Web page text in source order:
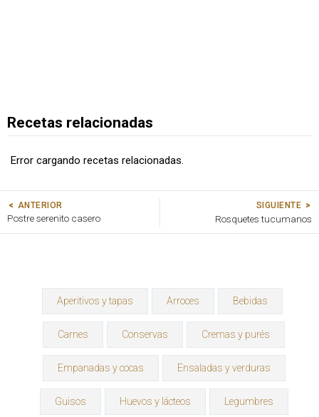
Recetas relacionadas
Error cargando recetas relacionadas.
ANTERIOR
Postre serenito casero
SIGUIENTE
Rosquetes tucumanos
Aperitivos y tapas Arroces Bebidas
Carnes Conservas Cremas y purés
Empanadas y cocas Ensaladas y verduras
Guisos Huevos y lácteos Legumbres